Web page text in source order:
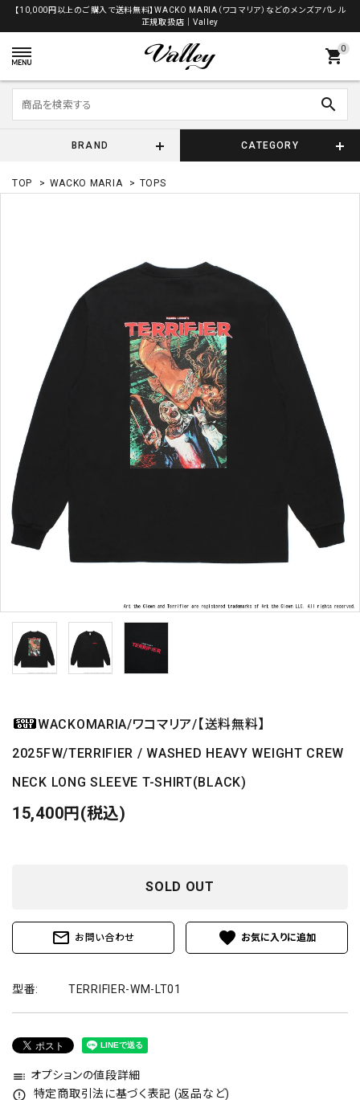
【10,000円以上のご購入で送料無料】WACKO MARIA（ワコマリア）などのメンズアパレル
正規取扱店│Valley
0
shopping_cart
search
BRAND CATEGORY
TOP > WACKO MARIA > TOPS
WACKOMARIA/ワコマリア/【送料無料】
2025FW/TERRIFIER / WASHED HEAVY WEIGHT CREW
NECK LONG SLEEVE T-SHIRT(BLACK)
15,400円(税込)
SOLD OUT
mail_outline お問い合わせ favorite
型番: TERRIFIER-WM-LT01
toc オプションの値段詳細
error_outline 特定商取引法に基づく表記 (返品など)